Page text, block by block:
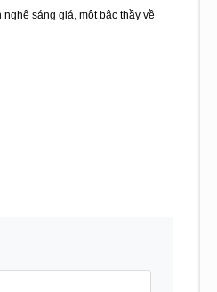
nghệ sáng giá, một bậc thầy về